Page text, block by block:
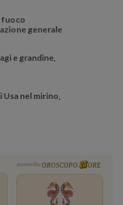
fuoco
generale
e grandine,
Usa nel mirino,
powered by OROSCOPO ORE